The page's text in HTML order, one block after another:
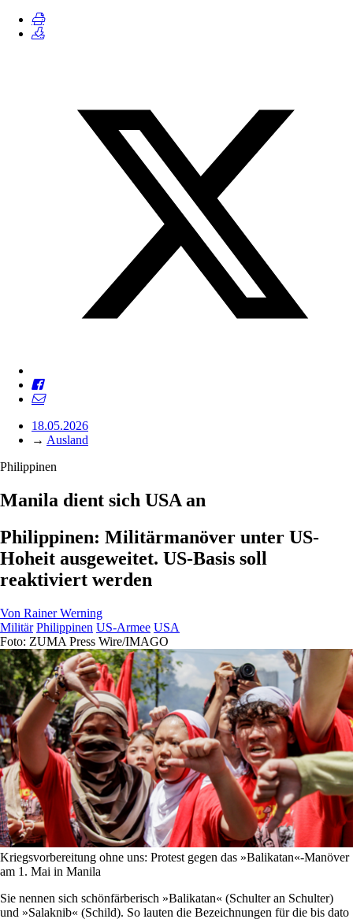
18.05.2026
→ Ausland
Philippinen
Manila dient sich USA an
Philippinen: Militärmanöver unter US-
Hoheit ausgeweitet. US-Basis soll
reaktiviert werden
Von Rainer Werning
Militär Philippinen US-Armee USA
Foto: ZUMA Press Wire/IMAGO
Kriegsvorbereitung ohne uns: Protest gegen das »Balikatan«-Manöver
am 1. Mai in Manila
Sie nennen sich schönfärberisch »Balikatan« (Schulter an Schulter)
und »Salaknib« (Schild). So lauten die Bezeichnungen für die bis dato